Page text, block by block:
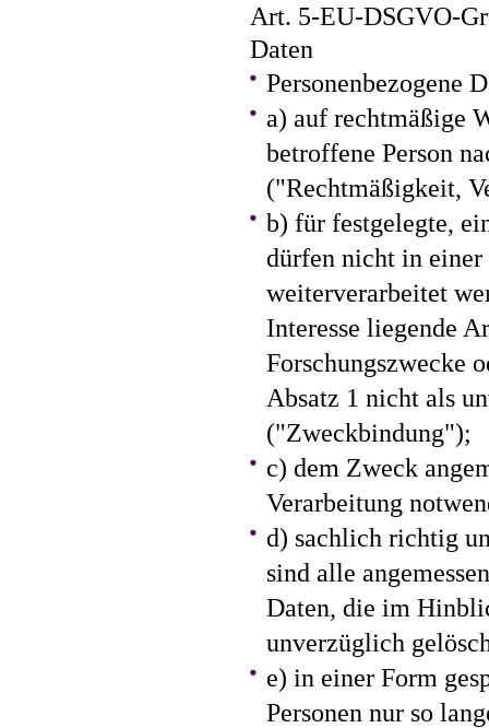
Art. 5-EU-DSGVO-
Daten
Personenbezogene
a) auf rechtmäßige
betroffene Person
("Rechtmäßigkeit,
b) für festgelegte,
dürfen nicht in einer
weiterverarbeitet
Interesse liegende
Forschungszwecke
Absatz 1 nicht als
("Zweckbindung");
c) dem Zweck
Verarbeitung
d) sachlich richtig
sind alle
Daten, die im
unverzüglich
e) in einer Form
Personen nur so